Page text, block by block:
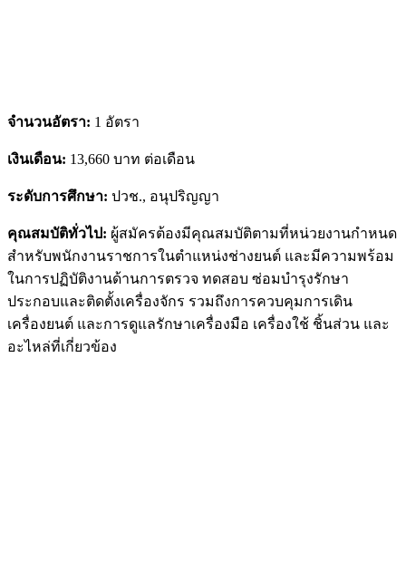
จำนวนอัตรา: 1 อัตรา
เงินเดือน: 13,660 บาท ต่อเดือน
ระดับการศึกษา: ปวช., อนุปริญญา
คุณสมบัติทั่วไป: ผู้สมัครต้องมีคุณสมบัติตามที่หน่วยงานกำหนด
สำหรับพนักงานราชการในตำแหน่งช่างยนต์ และมีความพร้อม
ในการปฏิบัติงานด้านการตรวจ ทดสอบ ซ่อมบำรุงรักษา
ประกอบและติดตั้งเครื่องจักร รวมถึงการควบคุมการเดิน
เครื่องยนต์ และการดูแลรักษาเครื่องมือ เครื่องใช้ ชิ้นส่วน และ
อะไหล่ที่เกี่ยวข้อง